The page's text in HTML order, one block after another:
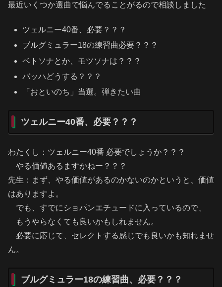
最近いくつか選曲で悩んでることがるので相談しました
ツェルニー40番、必要？？？
ブルグミュラー18の練習曲必要？？？
ベトソナとか、モツソナは？？？
バッハどうする？？？
「おといのち」当選。弾きたい曲
ツェルニー40番、必要？？？
わたくし：ツェルニー40番 必要でしょうか？？？
やる価値あるますかねー？？？
先生：まず、やる価値があるのかないのかというと、価値
はありますよ。
でも、すでにショパンエチュードに入っているので、
もうやらなくても良いかもしれません。
必要に応じて、セレクトする感じでも良いかも知れませ
ん。
ブルグミュラー18の練習曲、必要？？？